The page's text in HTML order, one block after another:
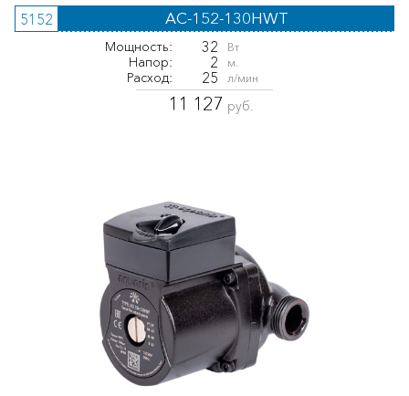
5152 AC-152-130HWT
Мощность: 32 Вт
Напор: 2 м.
Расход: 25 л/мин
11 127 руб.